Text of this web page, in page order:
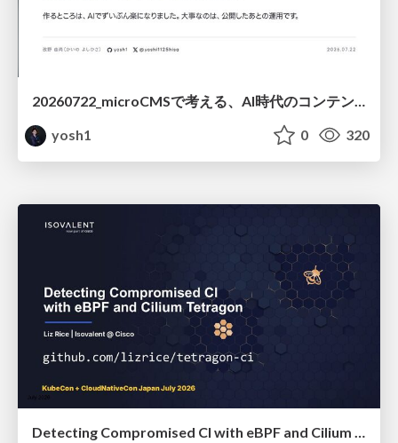
20260722_microCMSで考える、AI時代のコンテンツ運用設計
yosh1
0 320